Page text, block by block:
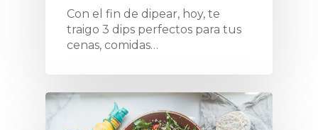
Con el fin de dipear, hoy, te
traigo 3 dips perfectos para tus
cenas, comidas…